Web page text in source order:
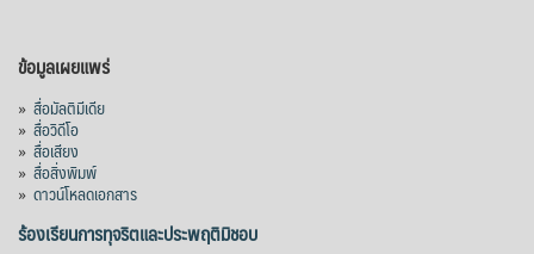
ข้อมูลเผยแพร่
» สื่อมัลติมีเดีย
» สื่อวิดีโอ
» สื่อเสียง
» สื่อสิ่งพิมพ์
» ดาวน์โหลดเอกสาร
ร้องเรียนการทุจริตและประพฤติมิชอบ